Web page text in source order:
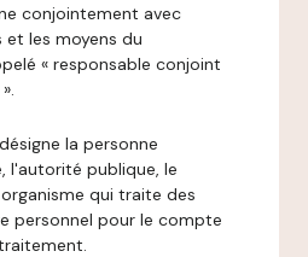
conjointement avec
les moyens du
« responsable conjoint
la personne
l'autorité publique, le
qui traite des
personnel pour le compte